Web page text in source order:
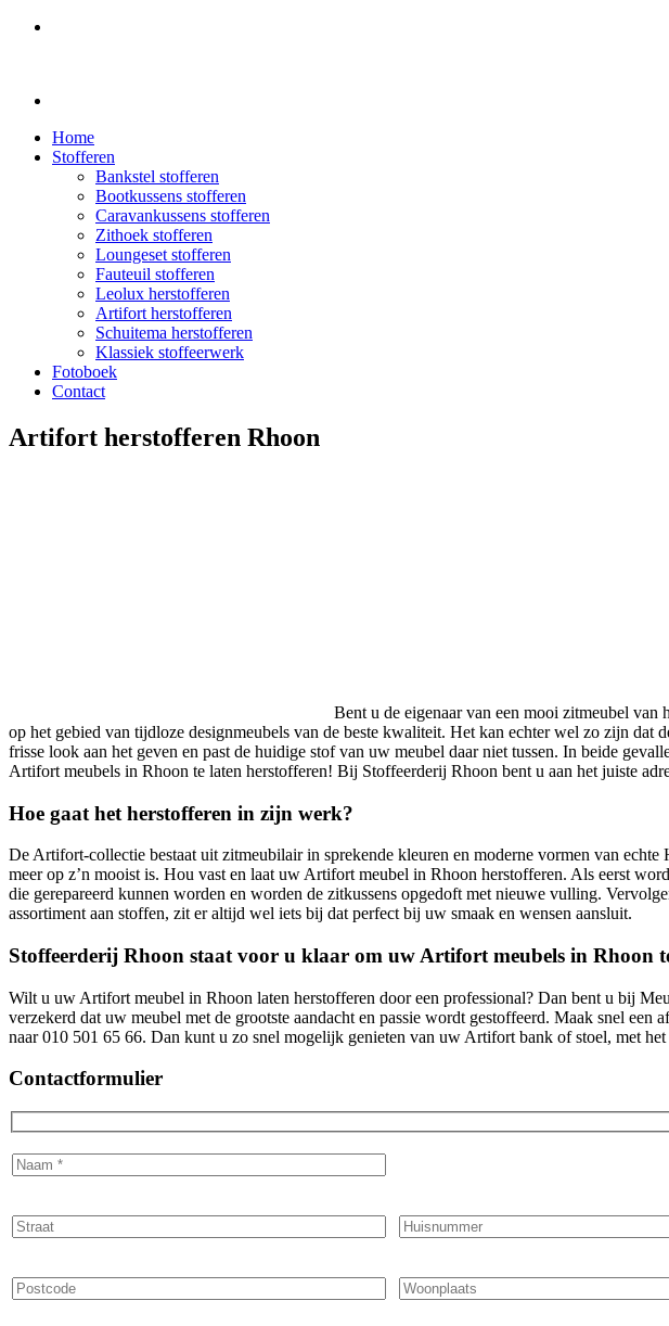
Home
Stofferen
Bankstel stofferen
Bootkussens stofferen
Caravankussens stofferen
Zithoek stofferen
Loungeset stofferen
Fauteuil stofferen
Leolux herstofferen
Artifort herstofferen
Schuitema herstofferen
Klassiek stoffeerwerk
Fotoboek
Contact
Artifort herstofferen Rhoon
Bent u de eigenaar van een mooi zitmeubel
op het gebied van tijdloze designmeubels van de beste kwaliteit. Het kan echter wel zo zijn
frisse look aan het geven en past de huidige stof van uw meubel daar niet tussen. In beide
Artifort meubels in Rhoon te laten herstofferen! Bij Stoffeerderij Rhoon bent u aan het juiste
Hoe gaat het herstofferen in zijn werk?
De Artifort-collectie bestaat uit zitmeubilair in sprekende kleuren en moderne vormen van
meer op z’n mooist is. Hou vast en laat uw Artifort meubel in Rhoon herstofferen. Als eerst
die gerepareerd kunnen worden en worden de zitkussens opgedoft met nieuwe vulling.
assortiment aan stoffen, zit er altijd wel iets bij dat perfect bij uw smaak en wensen aansluit.
Stoffeerderij Rhoon staat voor u klaar om uw Artifort meubels in Rhoon
Wilt u uw Artifort meubel in Rhoon laten herstofferen door een professional? Dan bent u bij
verzekerd dat uw meubel met de grootste aandacht en passie wordt gestoffeerd. Maak snel
naar 010 501 65 66. Dan kunt u zo snel mogelijk genieten van uw Artifort bank of stoel, met
Contactformulier